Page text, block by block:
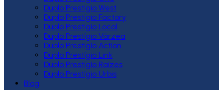
Duplo Prestígio West
Duplo Prestígio Factory
Duplo Prestígio Local
Duplo Prestígio Várzea
Duplo Prestígio Action
Duplo Prestígio Link
Duplo Prestígio Raízes
Duplo Prestígio Urbis
Blog